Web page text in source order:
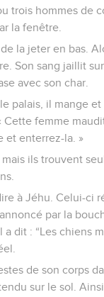
trois hommes de
la fenêtre.
la jeter en bas.
Son sang jaillit
avec son char.
palais, il mange
Cette femme
et enterrez-la. »
ils trouvent
à Jéhu. Celui-ci
par la
a dit : “Les chiens
de son corps
sur le sol.